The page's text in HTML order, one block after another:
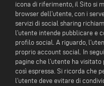
icona di riferimento, il Sito si
browser dell’utente, con i
servizi di social sharing
l’utente intende pubblicare e
profilo social. A riguardo,
proprio account social. In
pagine che l’utente ha
così espressa. Si ricorda che
l’utente deve evitare di